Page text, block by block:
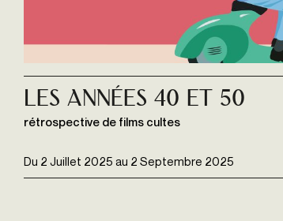
Du 2 Juillet 2025 au 2 Septembre 2025
Les Années 40 et 50
rétrospective de films cultes